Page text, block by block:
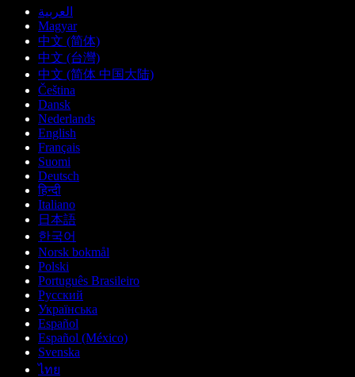
العربية
Magyar
中文 (简体)
中文 (台灣)
中文 (简体 中国大陆)
Čeština
Dansk
Nederlands
English
Français
Suomi
Deutsch
हिन्दी
Italiano
日本語
한국어
Norsk bokmål
Polski
Português Brasileiro
Русский
Українська
Español
Español (México)
Svenska
ไทย